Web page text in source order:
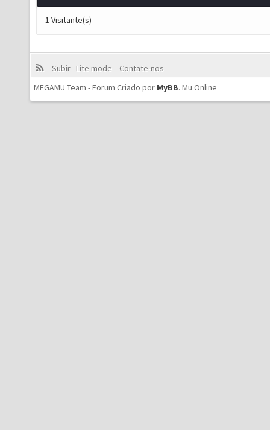
1 Visitante(s)
Subir Lite mode
Contate-nos
MEGAMU Team - Forum Criado por MyBB. Mu Online